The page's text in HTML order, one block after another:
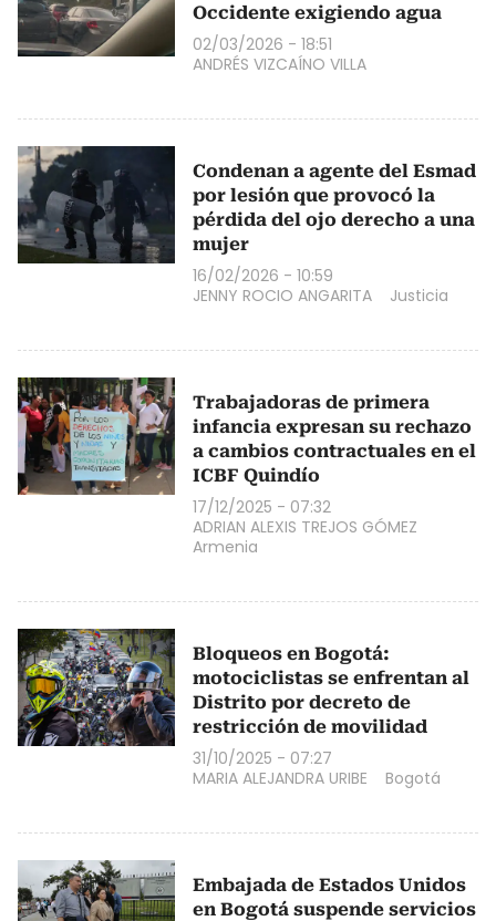
Occidente exigiendo agua
02/03/2026 - 18:51
ANDRÉS VIZCAÍNO VILLA
Condenan a agente del Esmad
por lesión que provocó la
pérdida del ojo derecho a una
mujer
16/02/2026 - 10:59
JENNY ROCIO ANGARITA
Justicia
Trabajadoras de primera
infancia expresan su rechazo
a cambios contractuales en el
ICBF Quindío
17/12/2025 - 07:32
ADRIAN ALEXIS TREJOS GÓMEZ
Armenia
Bloqueos en Bogotá:
motociclistas se enfrentan al
Distrito por decreto de
restricción de movilidad
31/10/2025 - 07:27
MARIA ALEJANDRA URIBE
Bogotá
Embajada de Estados Unidos
en Bogotá suspende servicios